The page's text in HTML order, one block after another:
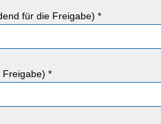
für die Freigabe) *
Freigabe) *